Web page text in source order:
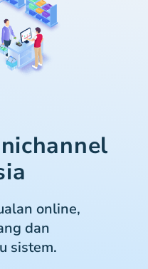
online,
dan
sistem.